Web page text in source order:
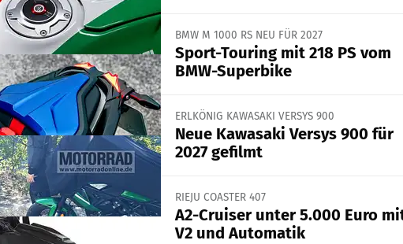
BMW M 1000 RS NEU FÜR 2027
Sport-Touring mit 218 PS vom
BMW-Superbike
ERLKÖNIG KAWASAKI VERSYS 900
Neue Kawasaki Versys 900 für
2027 gefilmt
RIEJU COASTER 407
A2-Cruiser unter 5.000 Euro
V2 und Automatik